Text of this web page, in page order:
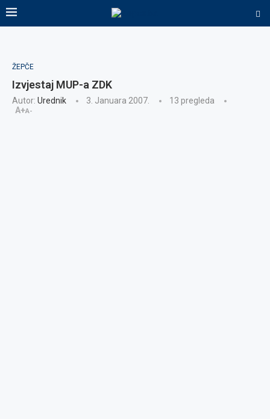
ŽEPČE
Izvjestaj MUP-a ZDK
Autor: Urednik 3. Januara 2007. 13 pregleda
A+A-